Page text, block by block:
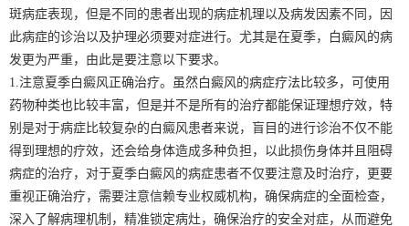
斑病症表现，但是不同的患者出现的病症机理以及病发因素不同，因
此病症的诊治以及护理必须要对症进行。尤其是在夏季，白癜风的病
发更为严重，由此是要注意以下要求。
1.注意夏季白癜风正确治疗。虽然白癜风的病症疗法比较多，可使用
药物种类也比较丰富，但是并不是所有的治疗都能保证理想疗效，特
别是对于病症比较复杂的白癜风患者来说，盲目的进行诊治不仅不能
得到理想的疗效，还会给身体造成多种负担，以此损伤身体并且阻碍
病症的治疗，对于夏季白癜风的病症患者不仅要注意及时治疗，更要
重视正确治疗，需要注意信赖专业权威机构，确保病症的全面检查，
深入了解病理机制，精准锁定病灶，确保治疗的安全对症，从而避免